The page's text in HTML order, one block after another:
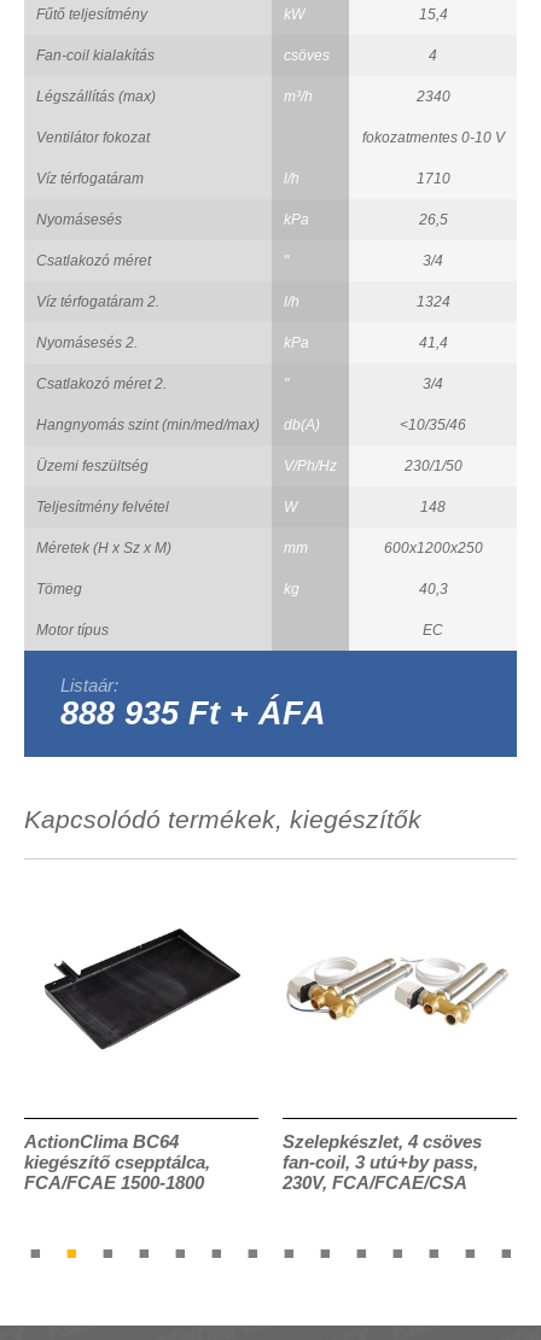
Fűtő teljesítmény kW 15,4
Fan-coil kialakítás csöves 4
Légszállítás (max) m³/h 2340
Ventilátor fokozat fokozatmentes 0-10 V
Víz térfogatáram l/h 1710
Nyomásesés kPa 26,5
Csatlakozó méret " 3/4
Víz térfogatáram 2. l/h 1324
Nyomásesés 2. kPa 41,4
Csatlakozó méret 2. " 3/4
Hangnyomás szint (min/med/max) db(A) <10/35/46
Üzemi feszültség V/Ph/Hz 230/1/50
Teljesítmény felvétel W 148
Méretek (H x Sz x M) mm 600x1200x250
Tömeg kg 40,3
Motor típus EC
Listaár:
888 935 Ft + ÁFA
Kapcsolódó termékek, kiegészítők
ActionClima BC64
kiegészítő csepptálca,
FCA/FCAE 1500-1800
Szelepkészlet, 4 csöves
fan-coil, 3 utú+by pass,
230V, FCA/FCAE/CSA